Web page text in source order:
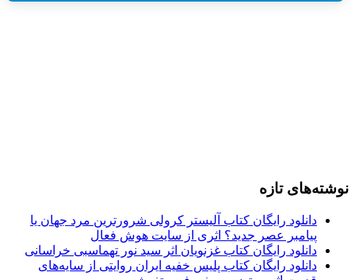
نوشته‌های تازه
دانلود رایگان کتاب آلیستر کرولی شرورترین مرد جهان یا
پیامبر عصر جدید؟ اثری از سایت هوش فعال
دانلود رایگان کتاب غزنویان اثر سید نور تهماسبی خراسانی
دانلود رایگان کتاب پلیس خفیه ایران روایتی از سایه‌های